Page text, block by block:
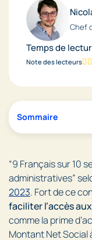
Chef
Temps de
Note des lecteurs
Sommaire
“9 Français sur 10
administratives”
2023. Fort de ce
faciliter l’accès
comme la prime
Montant Net Social